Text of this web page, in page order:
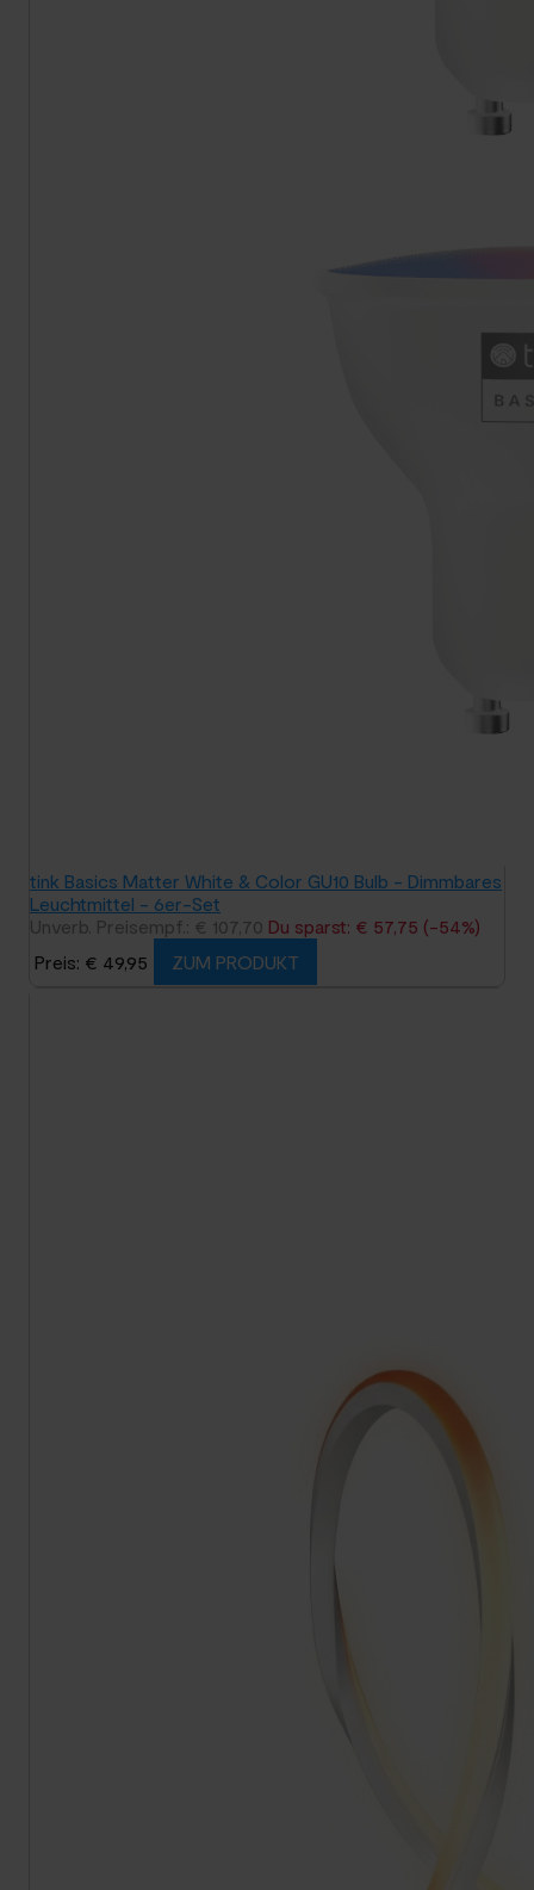
tink Basics Matter White & Color GU10 Bulb - Dimmbares
Leuchtmittel - 6er-Set
Unverb. Preisempf.: € 107,70 Du sparst: € 57,75 (-54%)
Preis: € 49,95
ZUM PRODUKT